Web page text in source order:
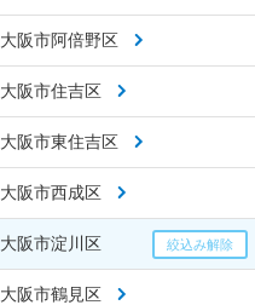
大阪市阿倍野区
大阪市住吉区
大阪市東住吉区
大阪市西成区
大阪市淀川区
大阪市鶴見区